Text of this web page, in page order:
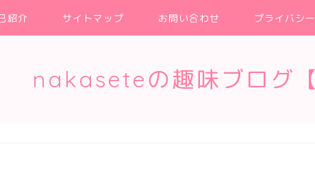
紹介 サイトマップ お問い合わせ プライバシ
nakaseteの趣味ブログ【